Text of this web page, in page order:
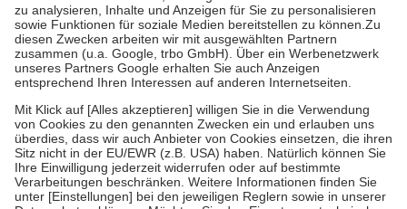
höchstens zehn Euro.Es sind jedoch nie mehr als die tatsächlichen
Kosten der Leistung zu entrichten.
Diese Regeln gelten grundsätzlich auch für Online-Apotheken.
Bei Heilmitteln und häuslicher Krankenpflege beträgt die
Zuzahlung zehn Prozent der Kosten sowie zehn Euro je
Um das Engagement der Versicherten für ihre eigene Gesundheit zu
stärken und die besondere Stellung der Familie zu unterstützen,
fallenkeine Zuzahlungen an bei:
• Kindern und Jugendlichen bis zum vollendeten 18. Lebensjahr
mit Ausnahme der Fahrkosten